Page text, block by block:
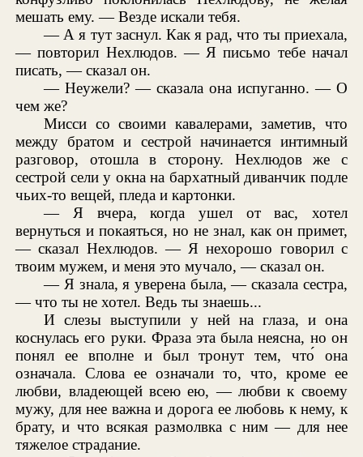
мешать ему. — Везде искали тебя.
— А я тут заснул. Как я рад, что ты приехала,
— повторил Нехлюдов. — Я письмо тебе начал
писать, — сказал он.
— Неужели? — сказала она испуганно. — О
чем же?
Мисси со своими кавалерами, заметив, что
между братом и сестрой начинается интимный
разговор, отошла в сторону. Нехлюдов же с
сестрой сели у окна на бархатный диванчик подле
чьих-то вещей, пледа и картонки.
— Я вчера, когда ушел от вас, хотел
вернуться и покаяться, но не знал, как он примет,
— сказал Нехлюдов. — Я нехорошо говорил с
твоим мужем, и меня это мучало, — сказал он.
— Я знала, я уверена была, — сказала сестра,
— что ты не хотел. Ведь ты знаешь...
И слезы выступили у ней на глаза, и она
коснулась его руки. Фраза эта была неясна, но он
понял ее вполне и был тронут тем, что́ она
означала. Слова ее означали то, что, кроме ее
любви, владеющей всею ею, — любви к своему
мужу, для нее важна и дорога ее любовь к нему, к
брату, и что всякая размолвка с ним — для нее
тяжелое страдание.